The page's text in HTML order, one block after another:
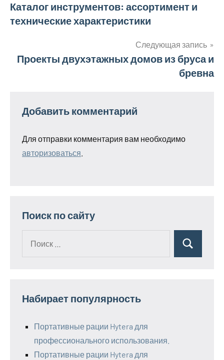
Навигация
по
Каталог инструментов: ассортимент и
технические характеристики
Следующая запись
Проекты двухэтажных домов из бруса и
бревна
Добавить комментарий
Для отправки комментария вам необходимо
авторизоваться
Поиск по сайту
Поиск
Набирает популярность
Портативные рации Hytera для
профессионального использования.
Портативные рации Hytera для